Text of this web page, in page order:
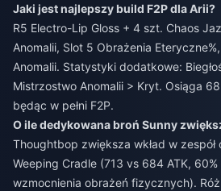
Jaki jest najlepszy build F2P dla Arii?
R5 Electro-Lip Gloss + 4 szt. Chaos
Anomalii, Slot 5 Obrażenia
Anomalii. Statystyki dodatkowe:
Mistrzostwo Anomalii > Kryt. Osiąga
będąc w pełni F2P.
O ile dedykowana broń Sunny
Thoughtbop zwiększa wkład w
Weeping Cradle (713 vs 684 ATK,
wzmocnienia obrażeń fizycznych).